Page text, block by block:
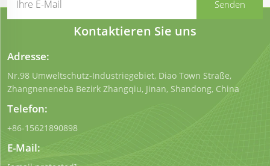
Kontaktieren Sie uns
Adresse:
Nr.98 Umweltschutz-Industriegebiet, Diao Town Straße,
Zhangneneneba Bezirk Zhangqiu, Jinan, Shandong, China
Telefon:
+86-15621890898
E-Mail: